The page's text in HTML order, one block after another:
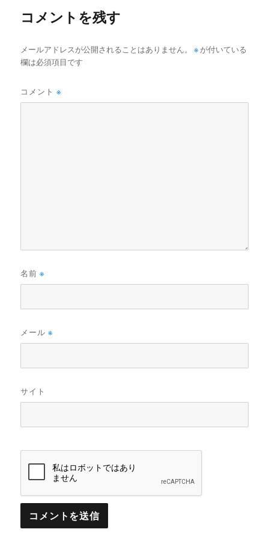
コメントを残す
メールアドレスが公開されることはありません。 ※ が付いている
欄は必須項目です
コメント※
名前※
メール※
サイト